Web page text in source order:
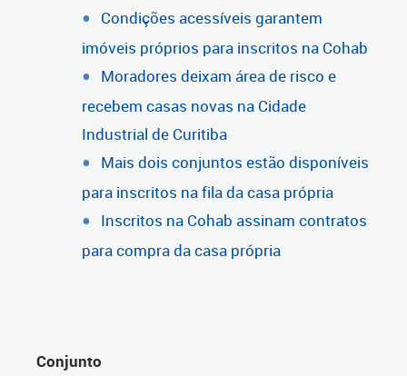
Condições acessíveis garantem
imóveis próprios para inscritos na Cohab
Moradores deixam área de risco e
recebem casas novas na Cidade
Industrial de Curitiba
Mais dois conjuntos estão disponíveis
para inscritos na fila da casa própria
Inscritos na Cohab assinam contratos
para compra da casa própria
Conjunto